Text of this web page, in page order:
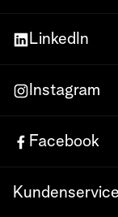
LinkedIn
Instagram
Facebook
Kundenservice